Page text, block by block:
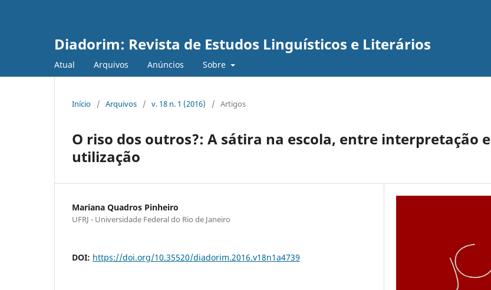
Diadorim: Revista de Estudos Linguísticos e Literários
Atual Arquivos Anúncios Sobre
Início / Arquivos / v. 18 n. 1 (2016) / Artigos
O riso dos outros?: A sátira na escola, entre interpretação e
utilização
Mariana Quadros Pinheiro
UFRJ - Universidade Federal do Rio de Janeiro
DOI: https://doi.org/10.35520/diadorim.2016.v18n1a4739